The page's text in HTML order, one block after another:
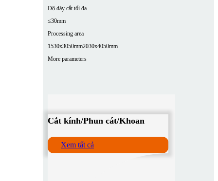
Độ dày cắt tối đa
≤30mm
Processing area
1530x3050mm2030x4050mm
More parameters
Cắt kính/Phun cát/Khoan
Xem tất cả